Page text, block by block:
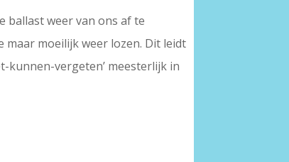
ballast weer van ons af te
moeilijk weer lozen. Dit leidt
kunnen-vergeten’ meesterlijk in